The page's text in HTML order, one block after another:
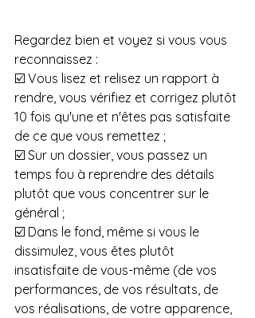
Regardez bien et voyez si vous vous
reconnaissez :
️☑️ Vous lisez et relisez un rapport à
rendre, vous vérifiez et corrigez plutôt
10 fois qu'une et n'êtes pas satisfaite
de ce que vous remettez ;
️☑️ Sur un dossier, vous passez un
temps fou à reprendre des détails
plutôt que vous concentrer sur le
général ;
️☑️ Dans le fond, même si vous le
dissimulez, vous êtes plutôt
insatisfaite de vous-même (de vos
performances, de vos résultats, de
vos réalisations, de votre apparence,